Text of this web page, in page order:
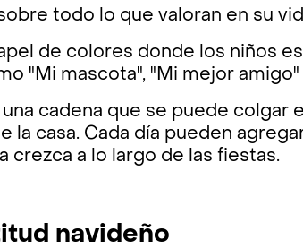
todo lo que valoran en su
de colores donde los niños
"Mi mascota", "Mi mejor
cadena que se puede colgar
la casa. Cada día pueden
crezca a lo largo de las fiestas.
navideño